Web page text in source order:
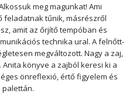
meg magunkat! Ami
feladatnak tűnik, másrészről
amit az őrjítő tempóban és
technika ural. A felnőtt-
megváltozott. Nagy a zaj,
könyve a zajból keresi ki a
önreflexió, értő figyelem és